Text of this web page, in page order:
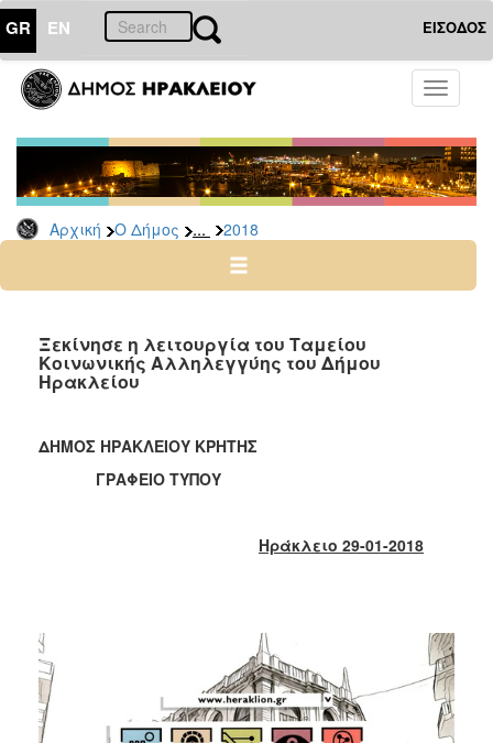
GR EN ΕΙΣΟΔΟΣ
Toggle
Αρχική Ο Δήμος ... 2018
ΔΗΜΟΣ
Δελτία
Τύπου
Αρχείο
2026
2024
2022
2021
2010
Ξεκίνησε η λειτουργία του Ταμείου
Κοινωνικής Αλληλεγγύης του Δήμου
Ηρακλείου
ΔΗΜΟΣ ΗΡΑΚΛΕΙΟΥ ΚΡΗΤΗΣ
ΓΡΑΦΕΙΟ ΤΥΠΟΥ
Ηράκλειο 29-01-2018